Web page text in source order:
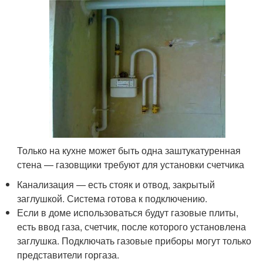
Только на кухне может быть одна заштукатуренная
стена — газовщики требуют для установки счетчика
Канализация — есть стояк и отвод, закрытый
заглушкой. Система готова к подключению.
Если в доме использоваться будут газовые плиты,
есть ввод газа, счетчик, после которого установлена
заглушка. Подключать газовые приборы могут только
представители горгаза.